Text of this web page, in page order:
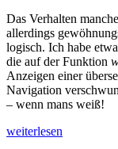
Das Verhalten
allerdings
logisch. Ich habe
die auf der Funktion
Anzeigen einer
Navigation
– wenn mans weiß!
weiterlesen